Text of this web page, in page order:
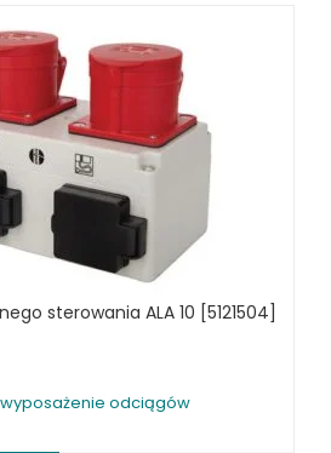
sterowania ALA 10 [5121504]
wyposażenie odciągów